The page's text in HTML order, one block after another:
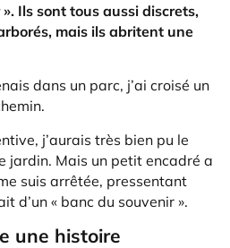
Ils sont tous aussi discrets,
mais ils abritent une
dans un parc, j’ai croisé un
j’aurais très bien pu le
jardin. Mais un petit encadré a
suis arrêtée, pressentant
d’un « banc du souvenir ».
une histoire